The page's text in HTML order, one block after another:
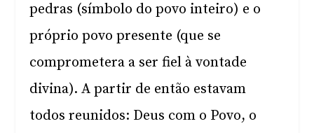
pedras (símbolo do povo inteiro) e o
próprio povo presente (que se
comprometera a ser fiel à vontade
divina). A partir de então estavam
todos reunidos: Deus com o Povo, o